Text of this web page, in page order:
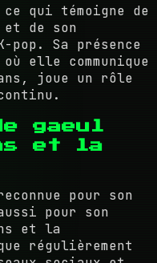
qui témoigne de
de son
pop. Sa présence
elle communique
joue un rôle
gaeul
et la
pour son
pour son
et la
régulièrement